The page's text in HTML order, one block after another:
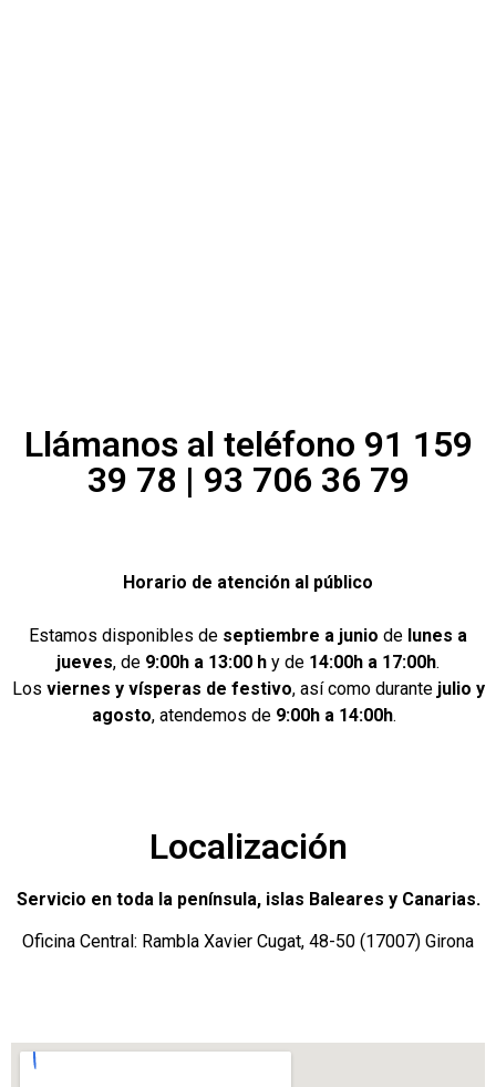
Llámanos al teléfono 91 159
39 78 | 93 706 36 79
Horario de atención al público
Estamos disponibles de septiembre a junio de lunes a
jueves, de 9:00h a 13:00 h y de 14:00h a 17:00h.
Los viernes y vísperas de festivo, así como durante julio y
agosto, atendemos de 9:00h a 14:00h.
Localización
Servicio en toda la península, islas Baleares y Canarias.
Oficina Central: Rambla Xavier Cugat, 48-50 (17007) Girona